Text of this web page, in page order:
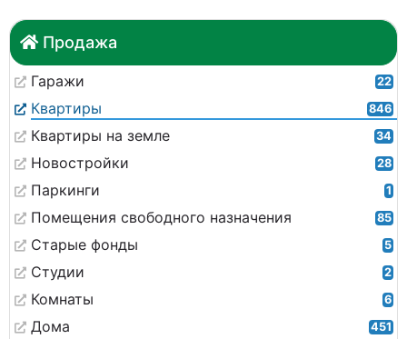
Продажа
Гаражи 22
Квартиры 846
Квартиры на земле 34
Новостройки 28
Паркинги 1
Помещения свободного назначения 85
Старые фонды 5
Студии 2
Комнаты 6
Дома 451